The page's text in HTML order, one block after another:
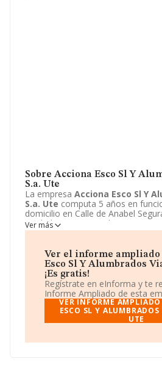
Sobre Acciona Esco Sl Y
S.a. Ute
La empresa Acciona Esco Sl Y
S.a. Ute computa 5 años en
domicilio en Calle de Anabel
Madrid se encuentra la empresa
Alumbrados Viarios S.a. Ute. El
Esco Sl Y Alumbrados Viarios
como Unión temporal de
Ver más
Ver el informe ampliado
Esco Sl Y Alumbrados
¡Es gratis!
Regístrate en eInforma y te
Informe Ampliado de esta
VER INFORME
ESCO SL Y
UTE